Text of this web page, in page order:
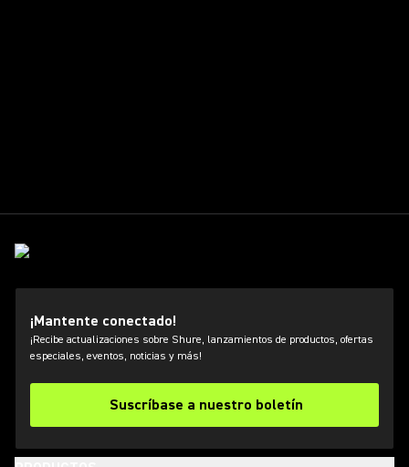
¡Mantente conectado!
¡Recibe actualizaciones sobre Shure, lanzamientos de productos, ofertas
especiales, eventos, noticias y más!
Suscríbase a nuestro boletín